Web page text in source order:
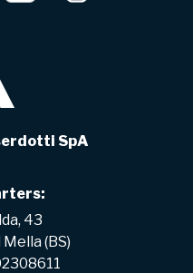
SpA
43
(BS)